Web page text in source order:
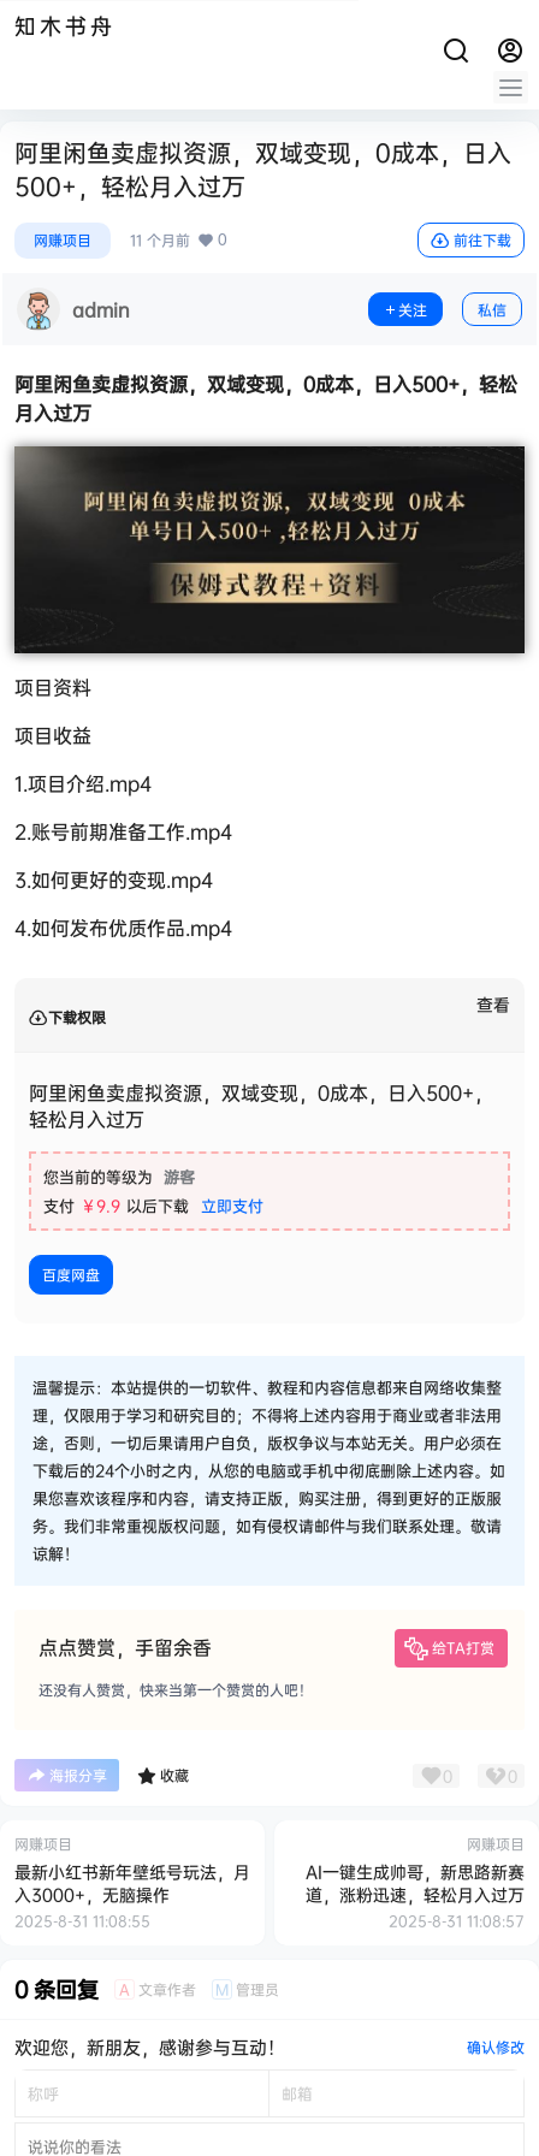
知木书舟
阿里闲鱼卖虚拟资源，双域变现，0成本，日入
500+，轻松月入过万
网赚项目 11 个月前 0 前往下载
admin 关注 私信
阿里闲鱼卖虚拟资源，双域变现，0成本，日入500+，轻松
月入过万
项目资料
项目收益
1.项目介绍.mp4
2.账号前期准备工作.mp4
3.如何更好的变现.mp4
4.如何发布优质作品.mp4
下载权限
查看
阿里闲鱼卖虚拟资源，双域变现，0成本，日入500+，
轻松月入过万
您当前的等级为 游客
支付 ￥9.9 以后下载 立即支付
百度网盘
温馨提示：本站提供的一切软件、教程和内容信息都来自网络收集整
理，仅限用于学习和研究目的；不得将上述内容用于商业或者非法用
途，否则，一切后果请用户自负，版权争议与本站无关。用户必须在
下载后的24个小时之内，从您的电脑或手机中彻底删除上述内容。如
果您喜欢该程序和内容，请支持正版，购买注册，得到更好的正版服
务。我们非常重视版权问题，如有侵权请邮件与我们联系处理。敬请
谅解！
点点赞赏，手留余香 给TA打赏
还没有人赞赏，快来当第一个赞赏的人吧！
海报分享 收藏 0 0
网赚项目
最新小红书新年壁纸号玩法，月
入3000+，无脑操作
2025-8-31 11:08:55
网赚项目
AI一键生成帅哥，新思路新赛
道，涨粉迅速，轻松月入过万
2025-8-31 11:08:57
0 条回复 A 文章作者 M 管理员
欢迎您，新朋友，感谢参与互动！ 确认修改